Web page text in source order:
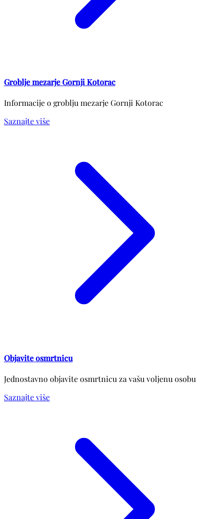
Groblje mezarje Gornji Kotorac
Informacije o groblju mezarje Gornji Kotorac
Saznajte više
Objavite osmrtnicu
Jednostavno objavite osmrtnicu za vašu voljenu osobu
Saznajte više